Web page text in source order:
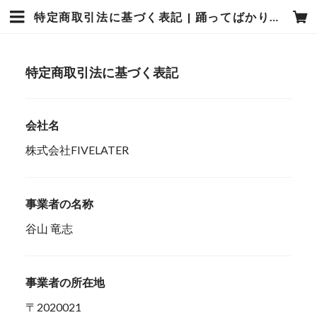
特定商取引法に基づく表記 | 踊ってばかりの国
特定商取引法に基づく表記
会社名
株式会社FIVELATER
事業者の名称
谷山 竜志
事業者の所在地
〒2020021